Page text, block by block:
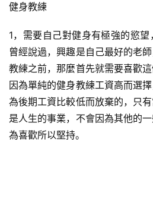
健身教練
1，需要自己對健身有極強的慾
曾經說過，興趣是自己最好的老
教練之前，那麼首先就需要喜歡
因為單純的健身教練工資高而選
為後期工資比較低而放棄的，只
是人生的事業，不會因為其他的
為喜歡所以堅持。